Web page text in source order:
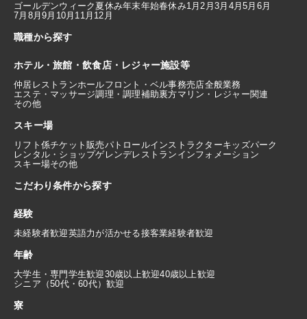
ゴールデンウィーク 夏休み年末年始春休み1月2月3月 4月5月 6月
7月 8月9月 10月 11月 12月
職種から探す
ホテル・旅館・飲食店・レジャー施設等
仲居 レストランホールフロント・ベル事務売店全般業務
エステ・マッサージ調理・調理補助裏方マリン・レジャー関連
その他
スキー場
リフト係チケット販売パトロールインストラクターキッズパーク
レンタル・ショップゲレンデレストラン インフォメーション
スキー場その他
こだわり条件から探す
経験
未経験者歓迎英語力が活かせる接客業経験者歓迎
年齢
大学生・専門学生歓迎30歳以上歓迎40歳以上歓迎
シニア（50代・60代）歓迎
寮